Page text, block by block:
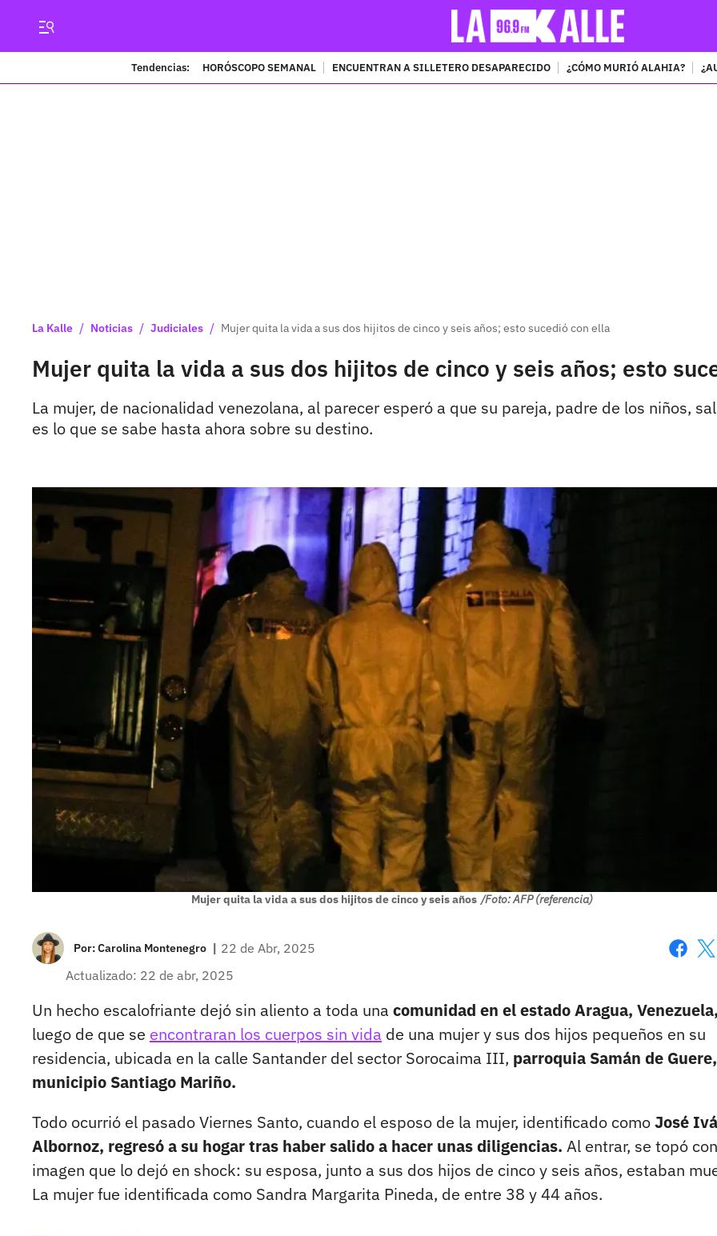
Tendencias: HORÓSCOPO SEMANAL ENCUENTRAN A SILLETERO DESAPARECIDO ¿CÓMO MURIÓ ALAHIA?
La Kalle / Noticias / Judiciales / Mujer quita la vida a sus dos hijitos de cinco y seis años; esto sucedió con ella
Mujer quita la vida a sus dos hijitos de cinco y seis años; esto
La mujer, de nacionalidad venezolana, al parecer esperó a que su pareja, padre de los niños,
es lo que se sabe hasta ahora sobre su destino.
Mujer quita la vida a sus dos hijitos de cinco y seis años /Foto: AFP (referencia)
Por:Carolina Montenegro | 22 de Abr, 2025
Actualizado: 22 de abr, 2025
Un hecho escalofriante dejó sin aliento a toda una comunidad en el estado Aragua, Venezuela,
luego de que se encontraran los cuerpos sin vida de una mujer y sus dos hijos pequeños en su
residencia, ubicada en la calle Santander del sector Sorocaima III, parroquia Samán de Guere,
municipio Santiago Mariño.
Todo ocurrió el pasado Viernes Santo, cuando el esposo de la mujer, identificado comoJosé
Albornoz, regresó a su hogar tras haber salido a hacer unas diligencias. Al entrar, se topó
imagen que lo dejó en shock: su esposa, junto a sus dos hijos de cinco y seis años, estaban
La mujer fue identificada como Sandra Margarita Pineda, de entre 38 y 44 años.